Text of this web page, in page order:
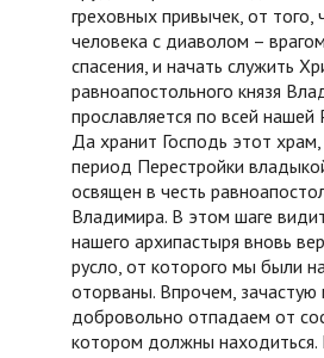
греховных привычек, от того,
человека с диаволом –
спасения, и начать служить
равноапостольного князя
прославляется по всей нашей
Да хранит Господь этот
период Перестройки
освящен в честь
Владимира. В этом шаге
нашего архипастыря вновь
русло, от которого мы были
оторваны. Впрочем,
добровольно отпадаем от
котором должны